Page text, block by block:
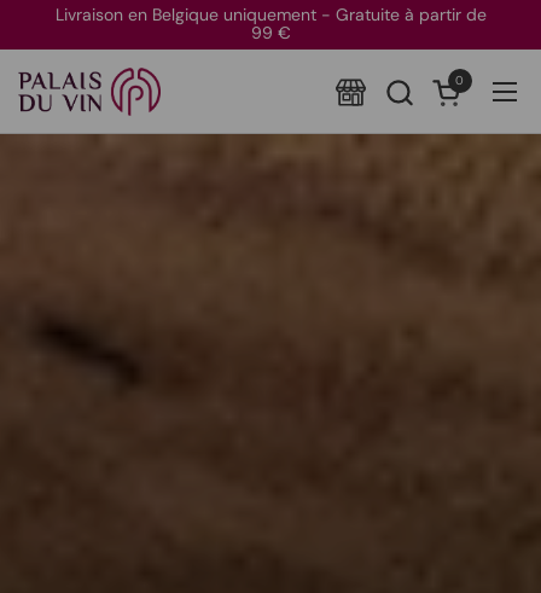
Passer au contenu
Livraison en Belgique uniquement - Gratuite à partir de
99 €
Ouvrir le
0